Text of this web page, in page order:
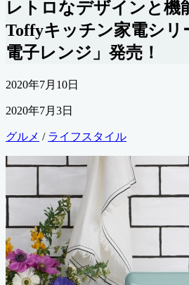
り
え
ー
レトロなデザインと機
Toffyキッチン家電シリ
電子レンジ」発売！
公
日
2020年7月10日
最
更
新
日
2020年7月3日
カ
ゴ
ー
グルメ / ライフスタイル